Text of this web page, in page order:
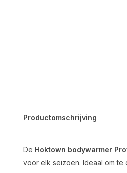
Productomschrijving
De Hoktown bodywarmer
voor elk seizoen. Ideaal om te